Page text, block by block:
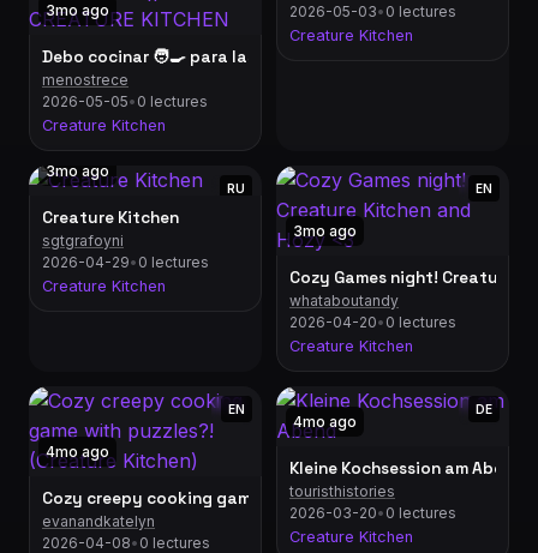
3mo ago
Debo cocinar 🧑‍🍳 para las criaturas de un bosque 🌲🌳 ||
menostrece
2026-05-05• 0 lectures
Creature Kitchen
2026-05-03• 0 lectures
Creature Kitchen
3mo ago
RU
Creature Kitchen
sgtgrafoyni
2026-04-29• 0 lectures
Creature Kitchen
3mo ago
EN
Cozy Games night! Creature
whataboutandy
2026-04-20• 0 lectures
Creature Kitchen
4mo ago
EN
Cozy creepy cooking game with puzzles?! (Creature Kitchen)
evanandkatelyn
2026-04-08• 0 lectures
4mo ago
DE
Kleine Kochsession am Abend
touristhistories
2026-03-20• 0 lectures
Creature Kitchen